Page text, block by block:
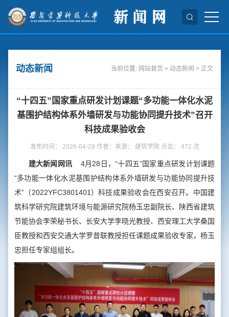
动态新闻 当前位置: 网站首页 >动态新闻 > 正文
“十四五”国家重点研发计划课题“多功能一体化水泥
基围护结构体系外墙研发与功能协同提升技术”召开
科技成果验收会
发布时间： 2026-04-29 作者：来源： 建筑学院 点击： 472 次
建大新闻网讯
4月28日，“十四五”国家重点研发计划课题
“多功能一体化水泥基围护结构体系外墙研发与功能协同提升技
术”（2022YFC3801401）科技成果验收会在西安召开。中国建
筑科学研究院建筑环境与能源研究院杨玉忠副院长、陕西省建筑
节能协会李荣秘书长、长安大学李晓光教授、西安理工大学桑国
臣教授和西安交通大学罗昔联教授担任课题成果验收专家，杨玉
忠担任专家组组长。